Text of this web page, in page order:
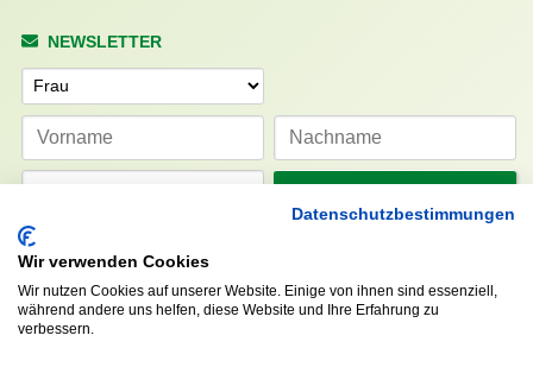
NEWSLETTER
Anrede
Abonnieren
KONTAKT
Walddörfer Sportverein
Halenreie 32-34
SERVICEZEITEN:
Mo. – Fr. 8:00 – 22:00 Uhr
Datenschutzbestimmungen
Wir verwenden Cookies
Wir nutzen Cookies auf unserer Website. Einige von ihnen sind essenziell,
während andere uns helfen, diese Website und Ihre Erfahrung zu
verbessern.